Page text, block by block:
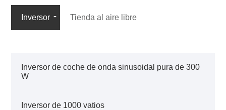
energía portátil
Inversor Tienda al aire libre
Inversor de coche de onda sinusoidal pura de 300
W
Inversor de 1000 vatios